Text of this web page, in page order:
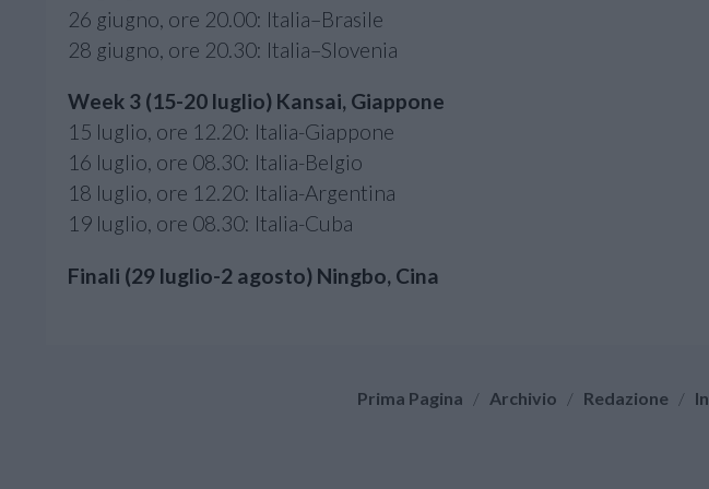
26 giugno, ore 20.00: Italia–Brasile
28 giugno, ore 20.30: Italia–Slovenia
Week 3 (15-20 luglio) Kansai, Giappone
15 luglio, ore 12.20: Italia-Giappone
16 luglio, ore 08.30: Italia-Belgio
18 luglio, ore 12.20: Italia-Argentina
19 luglio, ore 08.30: Italia-Cuba
Finali (29 luglio-2 agosto) Ningbo, Cina
Prima Pagina / Archivio / Redazione /